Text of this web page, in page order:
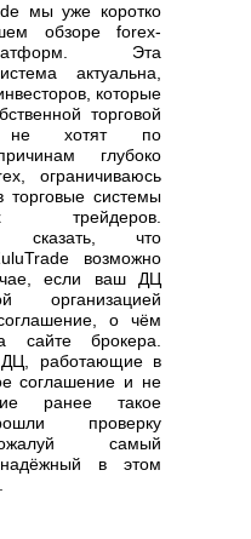
мы уже коротко
обзоре forex-
Эта
актуальна,
которые
торговой
не хотят по
глубоко
ограничиваюсь
торговые системы
трейдеров.
сказать, что
возможно
если ваш ДЦ
о чём
сайте брокера.
работающие в
соглашение и не
ранее такое
проверку
самый
в этом